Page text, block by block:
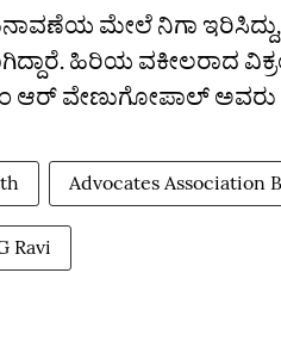
ಮೇಲೆ ನಿಗಾ
ಹಿರಿಯ ವಕೀಲರಾದ
ಆರ್‌ ವೇಣುಗೋಪಾಲ್‌ ಅವರು
Advocates Association
Ravi